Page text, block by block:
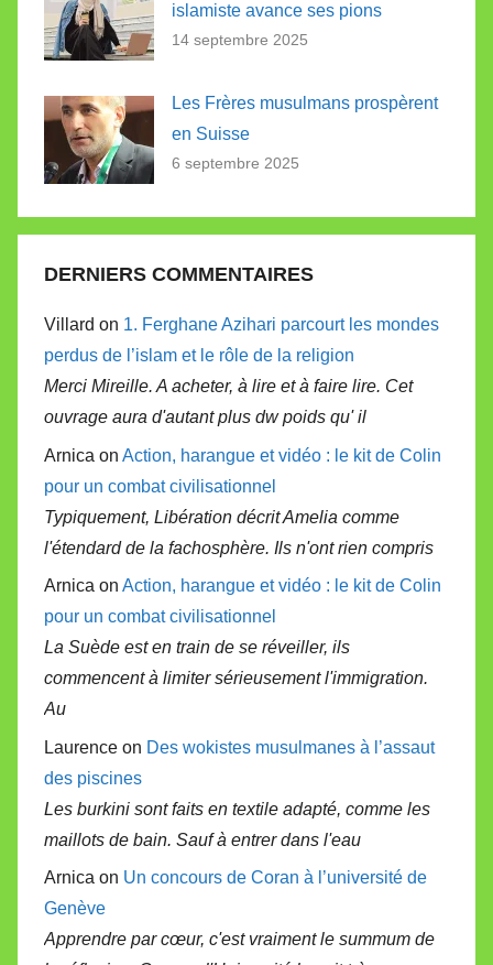
islamiste avance ses pions
14 septembre 2025
Les Frères musulmans prospèrent
en Suisse
6 septembre 2025
DERNIERS COMMENTAIRES
Villard on 1. Ferghane Azihari parcourt les mondes
perdus de l’islam et le rôle de la religion
Merci Mireille. A acheter, à lire et à faire lire. Cet
ouvrage aura d'autant plus dw poids qu' il
Arnica on Action, harangue et vidéo : le kit de Colin
pour un combat civilisationnel
Typiquement, Libération décrit Amelia comme
l'étendard de la fachosphère. Ils n'ont rien compris
Arnica on Action, harangue et vidéo : le kit de Colin
pour un combat civilisationnel
La Suède est en train de se réveiller, ils
commencent à limiter sérieusement l'immigration.
Au
Laurence on Des wokistes musulmanes à l’assaut
des piscines
Les burkini sont faits en textile adapté, comme les
maillots de bain. Sauf à entrer dans l'eau
Arnica on Un concours de Coran à l’université de
Genève
Apprendre par cœur, c'est vraiment le summum de